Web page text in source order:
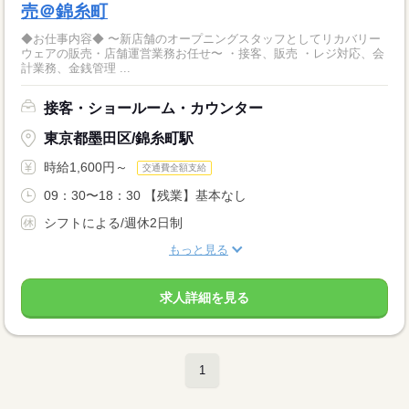
売＠錦糸町
◆お仕事内容◆ 〜新店舗のオープニングスタッフとしてリカバリー
ウェアの販売・店舗運営業務お任せ〜 ・接客、販売 ・レジ対応、会
計業務、金銭管理 ...
接客・ショールーム・カウンター
東京都墨田区/錦糸町駅
時給1,600円～ 交通費全額支給
09：30〜18：30 【残業】基本なし
シフトによる/週休2日制
もっと見る
求人詳細を見る
1